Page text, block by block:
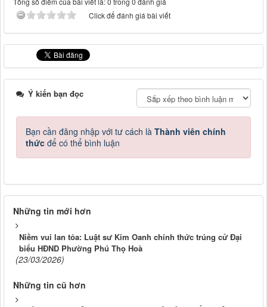
Click để đánh giá bài viết
Ý kiến bạn đọc
Bạn cần đăng nhập với tư cách là Thành viên chính
thức để có thể bình luận
Những tin mới hơn
Niềm vui lan tỏa: Luật sư Kim Oanh chính thức trúng cử Đại
biểu HĐND Phường Phú Thọ Hoà
(23/03/2026)
Những tin cũ hơn